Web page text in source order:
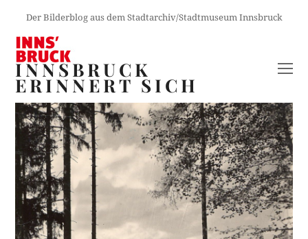
Der Bilderblog aus dem Stadtarchiv/Stadtmuseum Innsbruck
INNSBRUCK
ERINNERT SICH